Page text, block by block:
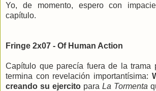
Yo, de momento, espero con
capítulo.
Fringe 2x07 - Of Human Action
Capítulo que parecía fuera de la trama
termina con revelación importantísima:
creando su ejercito para La Tormenta